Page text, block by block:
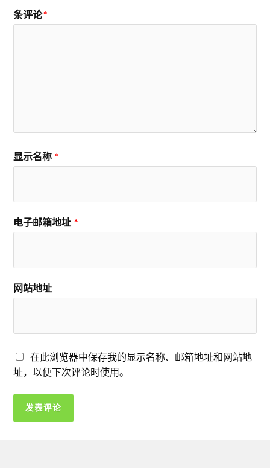
条评论*
显示名称 *
电子邮箱地址 *
网站地址
在此浏览器中保存我的显示名称、邮箱地址和网站地
址，以便下次评论时使用。